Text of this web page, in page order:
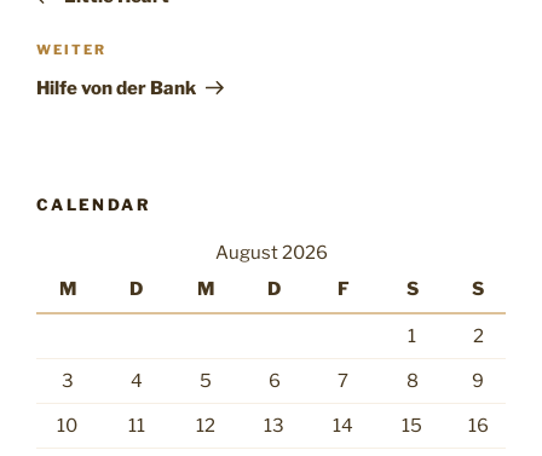
Nächster
Beitrag
WEITER
Hilfe von der Bank
CALENDAR
August 2026
M
D M D F S S
1 2
3 4 5 6 7 8 9
10 11 12 13 14 15 16